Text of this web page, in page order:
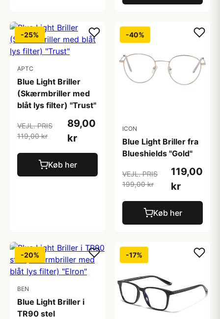
-25%
APTC
Blue Light Briller
(Skærmbriller med
blåt lys filter) "Trust"
VEJL. PRIS
119,00 kr
89,00
kr
Køb her
-40%
ICON
Blue Light Briller fra
Blueshields "Gold"
VEJL. PRIS
199,00 kr
119,00
kr
Køb her
-20%
BEN
Blue Light Briller i
TR90 stel
-17%